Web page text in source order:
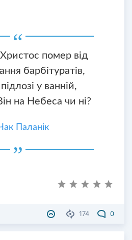
Христос помер від
барбітуратів,
у ванній,
на Небеса чи ні?
Паланік
174 0